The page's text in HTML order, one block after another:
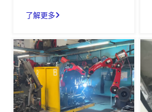
了解更多